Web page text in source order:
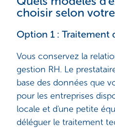
choisir selon
Option 1 : Traitement
Vous conservez la
gestion RH. Le
base des données que
pour les entreprises
locale et d'une petite
déléguer le traitement